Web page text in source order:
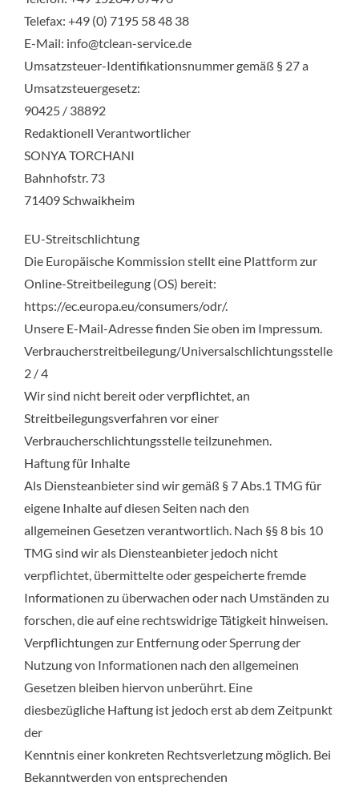
Telefax: +49 (0) 7195 58 48 38
E-Mail: info@tclean-service.de
Umsatzsteuer-Identifikationsnummer gemäß § 27 a
Umsatzsteuergesetz:
90425 / 38892
Redaktionell Verantwortlicher
SONYA TORCHANI
Bahnhofstr. 73
71409 Schwaikheim
EU-Streitschlichtung
Die Europäische Kommission stellt eine Plattform zur
Online-Streitbeilegung (OS) bereit:
https://ec.europa.eu/consumers/odr/.
Unsere E-Mail-Adresse finden Sie oben im Impressum.
Verbraucherstreitbeilegung/Universalschlichtungsstelle
2 / 4
Wir sind nicht bereit oder verpflichtet, an
Streitbeilegungsverfahren vor einer
Verbraucherschlichtungsstelle teilzunehmen.
Haftung für Inhalte
Als Diensteanbieter sind wir gemäß § 7 Abs.1 TMG für
eigene Inhalte auf diesen Seiten nach den
allgemeinen Gesetzen verantwortlich. Nach §§ 8 bis 10
TMG sind wir als Diensteanbieter jedoch nicht
verpflichtet, übermittelte oder gespeicherte fremde
Informationen zu überwachen oder nach Umständen zu
forschen, die auf eine rechtswidrige Tätigkeit hinweisen.
Verpflichtungen zur Entfernung oder Sperrung der
Nutzung von Informationen nach den allgemeinen
Gesetzen bleiben hiervon unberührt. Eine
diesbezügliche Haftung ist jedoch erst ab dem Zeitpunkt
der
Kenntnis einer konkreten Rechtsverletzung möglich. Bei
Bekanntwerden von entsprechenden